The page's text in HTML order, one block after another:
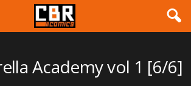
Academy vol 1 [6/6]